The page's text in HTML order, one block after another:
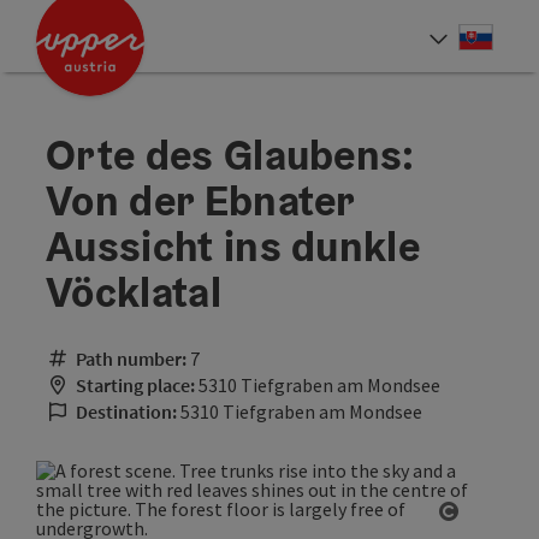
Accesskey
Accesskey
Orte des Glaubens:
Von der Ebnater
Aussicht ins dunkle
Vöcklatal
Path number: 7
Starting place:5310 Tiefgraben am Mondsee
Destination:5310 Tiefgraben am Mondsee